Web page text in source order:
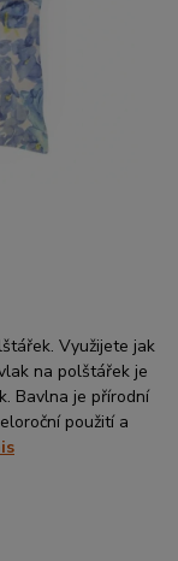
Využijete jak
na polštářek je
Bavlna je přírodní
použití a